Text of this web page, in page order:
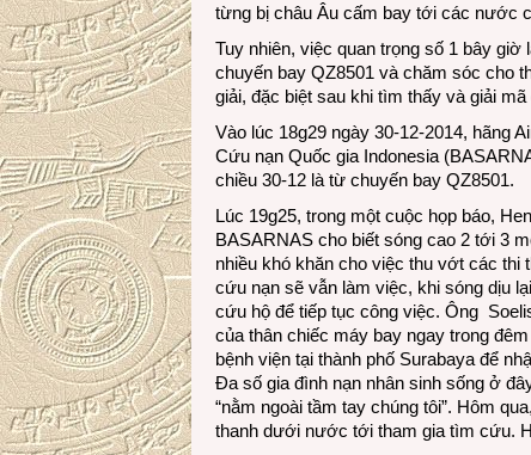
từng bị châu Âu cấm bay tới các nước
Tuy nhiên, việc quan trọng số 1 bây
chuyến bay QZ8501 và chăm sóc cho
giải, đặc biệt sau khi tìm thấy và giải
Vào lúc 18g29 ngày 30-12-2014, hãng
Cứu nạn Quốc gia Indonesia
chiều 30-12 là từ chuyến bay QZ8501.
Lúc 19g25, trong một cuộc họp báo,
BASARNAS cho biết sóng cao 2 tới 3
nhiều khó khăn cho việc thu vớt các
cứu nạn sẽ vẫn làm việc, khi sóng dịu
cứu hộ để tiếp tục công việc. Ông
của thân chiếc máy bay ngay trong
bệnh viện tại thành phố Surabaya để
Đa số gia đình nạn nhân sinh sống ở
“nằm ngoài tầm tay chúng tôi”. Hôm
thanh dưới nước tới tham gia tìm cứu.